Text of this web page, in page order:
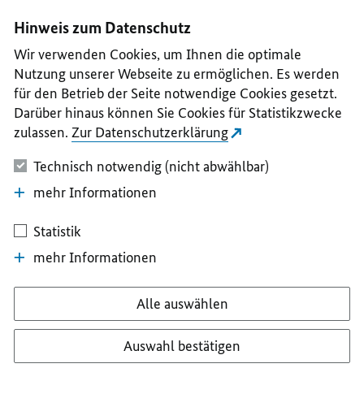
II
III
IV
V
Hinweis zum Datenschutz
Wir verwenden Cookies, um Ihnen die optimale
Nutzung unserer Webseite zu ermöglichen. Es werden
für den Betrieb der Seite notwendige Cookies gesetzt.
Darüber hinaus können Sie Cookies für Statistikzwecke
zulassen. Zur Datenschutzerklärung
Technisch notwendig (nicht abwählbar)
mehr Informationen
Statistik
mehr Informationen
Alle auswählen
Auswahl bestätigen